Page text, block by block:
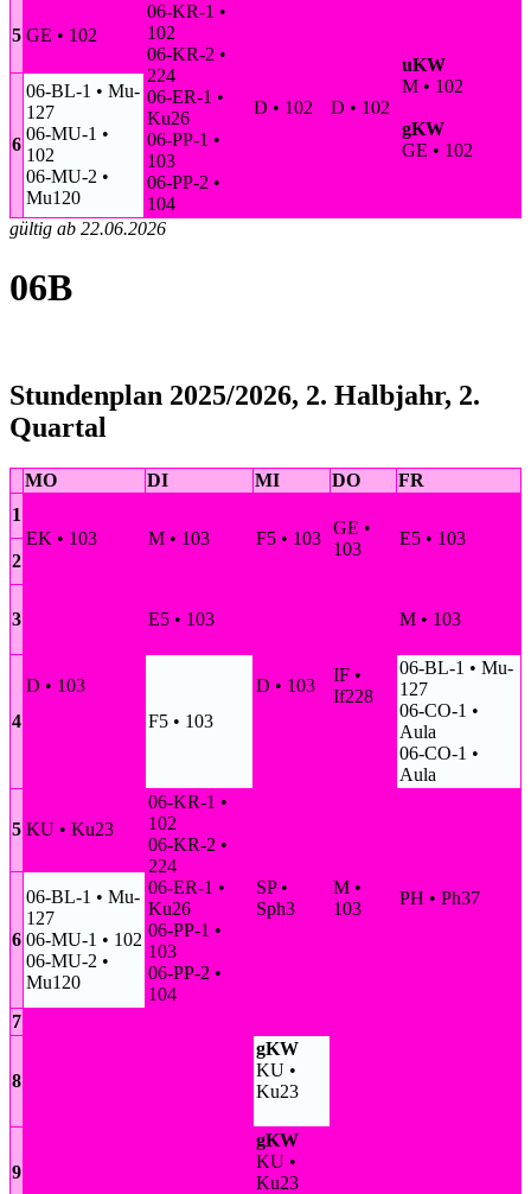
5 GE • 102
06-KR-1 •
102
06-KR-2 •
224
06-ER-1 •
Ku26
06-PP-1 •
103
06-PP-2 •
104
D • 102 D • 102
uKW
M • 102
gKW
GE • 102
6
06-BL-1 • Mu-
127
06-MU-1 •
102
06-MU-2 •
Mu120
gültig ab 22.06.2026
06B
Stundenplan 2025/2026, 2. Halbjahr, 2.
Quartal
MO DI MI DO
FR
1
EK • 103
M • 103 F5 • 103
GE •
103
E5 • 103
2
3
D • 103
E5 • 103
D • 103
IF •
If228
M • 103
4 F5 • 103
06-BL-1 • Mu-
127
06-CO-1 •
Aula
06-CO-1 •
Aula
5 KU • Ku23
06-KR-1 •
102
06-KR-2 •
224
06-ER-1 •
Ku26
06-PP-1 •
103
06-PP-2 •
104
SP •
Sph3
M •
103
PH • Ph37
6
06-BL-1 • Mu-
127
06-MU-1 • 102
06-MU-2 •
Mu120
7
8
gKW
KU •
Ku23
9
gKW
KU •
Ku23